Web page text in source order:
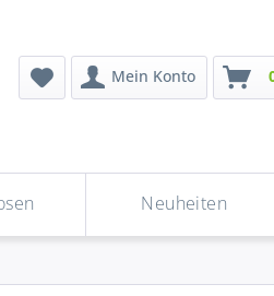
Mein Konto
Neuheiten